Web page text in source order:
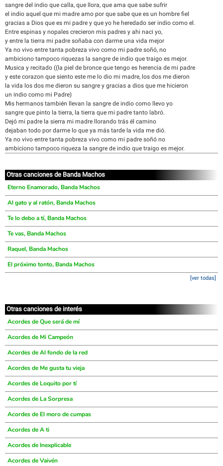
sangre del indio que calla, que llora, que ama que sabe sufrir
el indio aquel que mi madre amo por que sabe que es un hombre fiel
gracias a Dios que es mi padre y que yo he heredado ser indio como el.
Entre espinas y nopales crecieron mis padres y ahi naci yo,
y entre la tierra mi padre soñaba con darme una vida mejor
Ya no vivo entre tanta pobreza vivo como mi padre soñó, no
ambiciono tampoco riquezas la sangre de indio que traigo es mejor.
Musica y recitado ((la piel de bronce que tengo es herencia de mi padre
y este corazon que siento este me lo dio mi madre, los dos me dieron
la vida los dos me dieron su sangre y gracias a dios que me hicieron
un indio como mi Padre)
Mis hermanos también llevan la sangre de indio como llevo yo
sangre que pinto la tierra, la tierra que mi padre tanto labró.
Dejó mi padre la sierra mi madre llorando trás él camino
dejaban todo por darme lo que ya más tarde la vida me dió.
Ya no vivo entre tanta pobreza vivo como mi padre soñó no
ambiciono tampoco riqueza la sangre de indio que traigo es mejor.
Otras canciones de Banda Machos
Eterno Enamorado, Banda Machos
Al gato y al ratón, Banda Machos
Te lo debo a tí, Banda Machos
Te vas, Banda Machos
Raquel, Banda Machos
El próximo tonto, Banda Machos
[ver todas]
Otras canciones de interés
Acordes de Que será de mí
Acordes de Mi Campeón
Acordes de Al fondo de la red
Acordes de Me gusta tu vieja
Acordes de Loquito por tí
Acordes de La Sorpresa
Acordes de El moro de cumpas
Acordes de A ti
Acordes de Inexplicable
Acordes de Vaivén